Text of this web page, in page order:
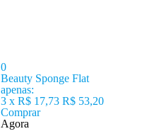
0
Beauty Sponge Flat
apenas:
3 x R$ 17,73 R$ 53,20
Comprar
Agora